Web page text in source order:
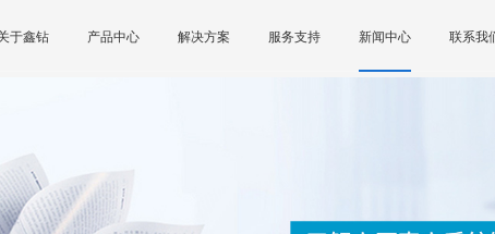
于鑫钻 产品中心 解决方案 服务支持 新闻中心 联系我